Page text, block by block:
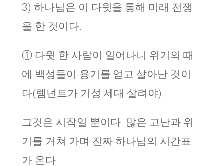
3) 하나님은 이 다윗을 통해 미래 전쟁
을 한 것이다.
① 다윗 한 사람이 일어나니 위기의 때
에 백성들이 용기를 얻고 살아난 것이
다(렘넌트가 기성 세대 살려야)
그것은 시작일 뿐이다. 많은 고난과 위
기를 거쳐 가며 진짜 하나님의 시간표
가 온다.